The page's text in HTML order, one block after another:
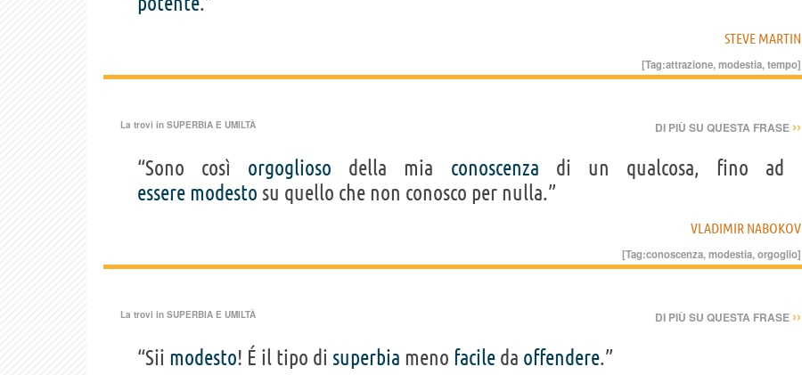
STEVE MARTIN
[Tag:attrazione,modestia,tempo]
La trovi in SUPERBIA E UMILTÀ DI PIÙ SU QUESTA FRASE ››
“Sono così orgoglioso della mia conoscenza di un qualcosa, fino ad
essere modesto su quello che non conosco per nulla.”
VLADIMIR NABOKOV
[Tag:conoscenza,modestia,orgoglio]
La trovi in SUPERBIA E UMILTÀ DI PIÙ SU QUESTA FRASE ››
“Sii modesto! É il tipo di superbia meno facile da offendere.”